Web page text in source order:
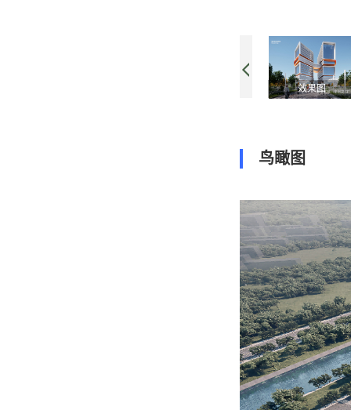
效果图
鸟瞰图